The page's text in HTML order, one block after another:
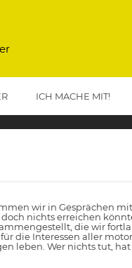
ICH MACHE MIT!
wir in Gesprächen
nichts erreichen
die wir
für die Interessen aller
leben. Wer nichts tut,